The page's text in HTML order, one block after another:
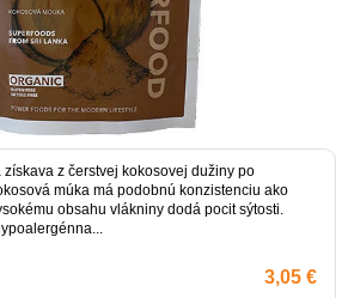
získava z čerstvej kokosovej dužiny po
múka má podobnú konzistenciu ako
obsahu vlákniny dodá pocit sýtosti.
3,05 €